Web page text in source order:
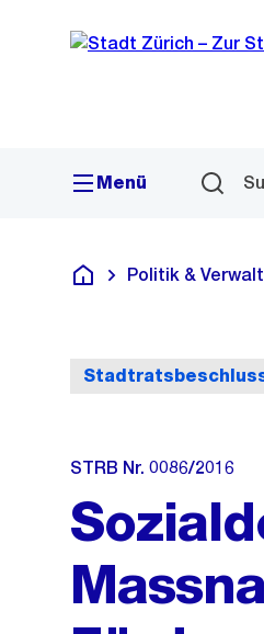
Navigation
Sprunglink
Menü
Deutsch
Politik &
STRB Nr. 0086/2016